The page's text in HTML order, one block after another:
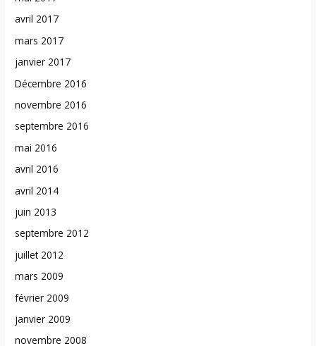
avril 2017
mars 2017
janvier 2017
Décembre 2016
novembre 2016
septembre 2016
mai 2016
avril 2016
avril 2014
juin 2013
septembre 2012
juillet 2012
mars 2009
février 2009
janvier 2009
novembre 2008